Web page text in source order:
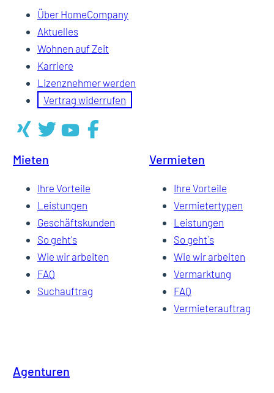
Über HomeCompany
Aktuelles
Wohnen auf Zeit
Karriere
Lizenznehmer werden
Vertrag widerrufen
Mieten
Ihre Vorteile
Leistungen
Geschäftskunden
So geht's
Wie wir arbeiten
FAQ
Suchauftrag
Vermieten
Ihre Vorteile
Vermietertypen
Leistungen
So geht`s
Wie wir arbeiten
Vermarktung
FAQ
Vermieterauftrag
Agenturen